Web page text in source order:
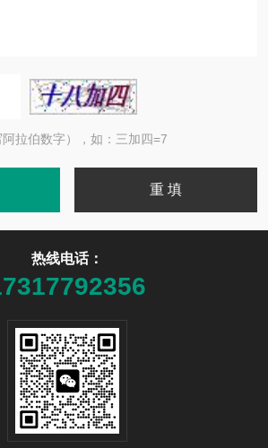
拉伯数字），如：三加四=7
热线电话：